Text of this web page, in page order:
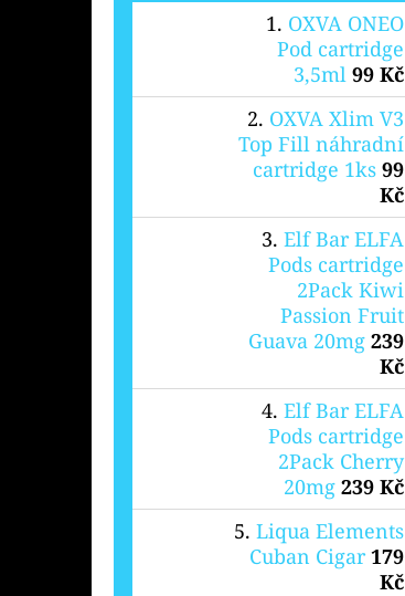
OXVA ONEO
Pod cartridge
3,5ml 99 Kč
OXVA Xlim V3
Top Fill náhradní
cartridge 1ks 99
Kč
Elf Bar ELFA
Pods cartridge
2Pack Kiwi
Passion Fruit
Guava 20mg 239
Kč
Elf Bar ELFA
Pods cartridge
2Pack Cherry
20mg 239 Kč
Liqua Elements
Cuban Cigar 179
Kč